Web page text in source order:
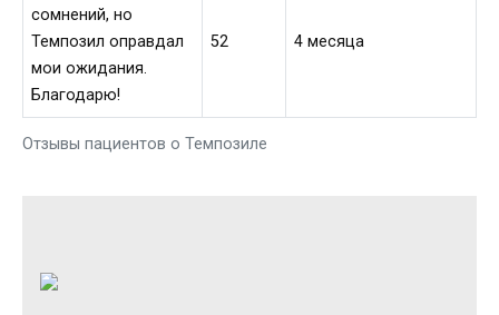
Отзывы пациентов о Темпозиле
сомнений, но
Темпозил оправдал
мои ожидания.
Благодарю!
52 4 месяца